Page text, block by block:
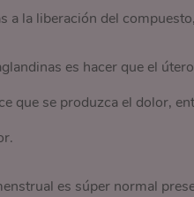
a la liberación del
es hacer que el
que se produzca el dolor,
es súper normal